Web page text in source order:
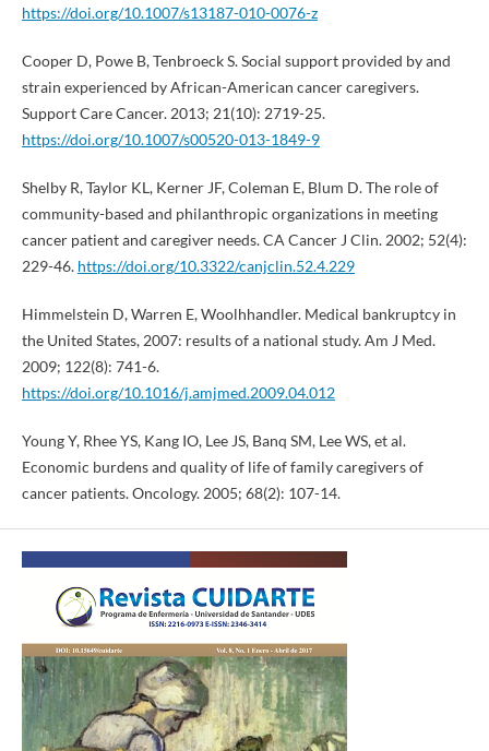
https://doi.org/10.1007/s13187-010-0076-z
Cooper D, Powe B, Tenbroeck S. Social support provided by and
strain experienced by African-American cancer caregivers.
Support Care Cancer. 2013; 21(10): 2719-25.
https://doi.org/10.1007/s00520-013-1849-9
Shelby R, Taylor KL, Kerner JF, Coleman E, Blum D. The role of
community-based and philanthropic organizations in meeting
cancer patient and caregiver needs. CA Cancer J Clin. 2002; 52(4):
229-46. https://doi.org/10.3322/canjclin.52.4.229
Himmelstein D, Warren E, Woolhhandler. Medical bankruptcy in
the United States, 2007: results of a national study. Am J Med.
2009; 122(8): 741-6.
https://doi.org/10.1016/j.amjmed.2009.04.012
Young Y, Rhee YS, Kang IO, Lee JS, Banq SM, Lee WS, et al.
Economic burdens and quality of life of family caregivers of
cancer patients. Oncology. 2005; 68(2): 107-14.